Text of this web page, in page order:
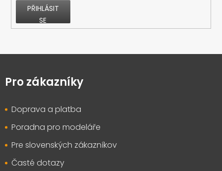
PŘIHLÁSIT
SE
pPro zákazníky
Doprava a platba
Poradna pro modeláře
Pre slovenských zákazníkov
Časté dotazy